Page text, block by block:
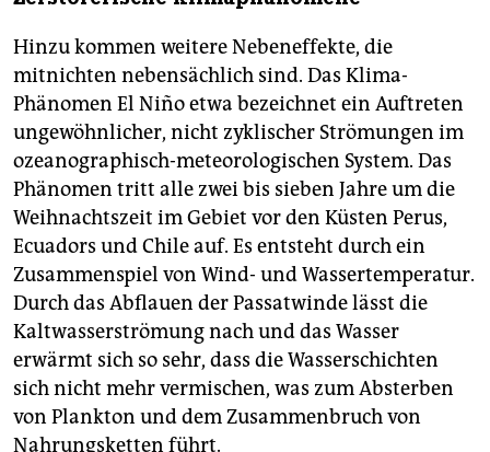
Hinzu kommen weitere Nebeneffekte, die
mitnichten nebensächlich sind. Das Klima-
Phänomen El Niño etwa bezeichnet ein Auftreten
ungewöhnlicher, nicht zyklischer Strömungen im
ozeanographisch-meteorologischen System. Das
Phänomen tritt alle zwei bis sieben Jahre um die
Weihnachtszeit im Gebiet vor den Küsten Perus,
Ecuadors und Chile auf. Es entsteht durch ein
Zusammenspiel von Wind- und Wassertemperatur.
Durch das Abflauen der Passatwinde lässt die
Kaltwasserströmung nach und das Wasser
erwärmt sich so sehr, dass die Wasserschichten
sich nicht mehr vermischen, was zum Absterben
von Plankton und dem Zusammenbruch von
Nahrungsketten führt.